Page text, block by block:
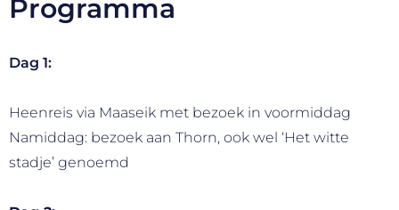
Programma
Dag 1:
Heenreis via Maaseik met bezoek in voormiddag
Namiddag: bezoek aan Thorn, ook wel ‘Het witte
stadje’ genoemd